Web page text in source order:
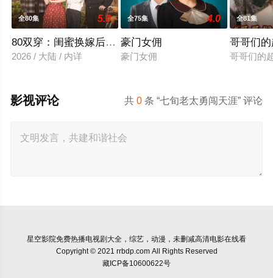
全80集 5.0
80双穿：闺蜜换嫁后赢麻了
2026 / 大陆 / 内详
全75集 4.0
豪门女佣
豪门女佣
全81集
哥哥们
哥哥们的
共0 条 “七旬老太勇闯天涯” 评论
影视评论
星空影院免费热播电视剧大全，综艺，动漫，未删减高清电影在线看
Copyright © 2021 rrbdp.com All Rights Reserved
藏ICP备10600622号